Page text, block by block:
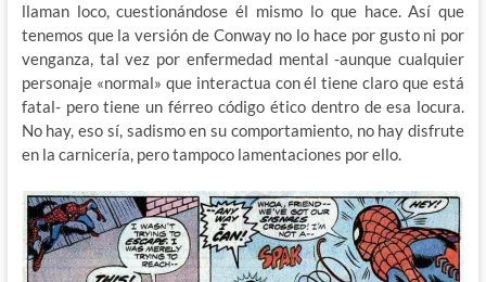
llaman loco, cuestionándose él mismo lo que hace. Así que
tenemos que la versión de Conway no lo hace por gusto ni por
venganza, tal vez por enfermedad mental -aunque cualquier
personaje «normal» que interactua con él tiene claro que está
fatal- pero tiene un férreo código ético dentro de esa locura.
No hay, eso sí, sadismo en su comportamiento, no hay disfrute
en la carnicería, pero tampoco lamentaciones por ello.